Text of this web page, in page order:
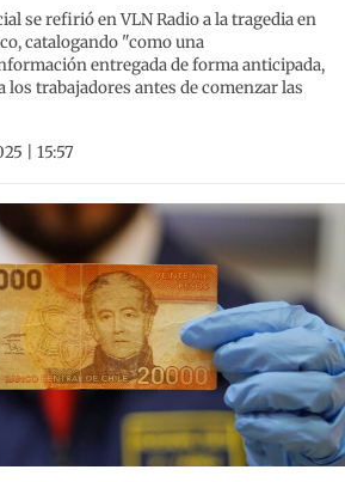
se refirió en VLN Radio a la tragedia en
catalogando "como una
entregada de forma anticipada,
los trabajadores antes de comenzar las
| 15:57